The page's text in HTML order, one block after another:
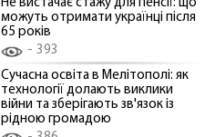
Не вистачає стажу для пенсії: що
можуть отримати українці після
65 років
393
Сучасна освіта в Мелітополі: як
технології долають виклики
війни та зберігають зв'язок із
рідною громадою